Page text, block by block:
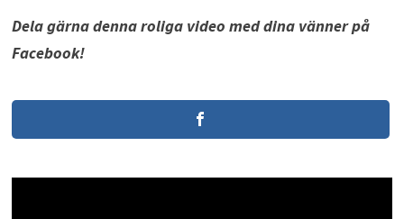
Dela gärna denna roliga video med dina vänner på
Facebook!